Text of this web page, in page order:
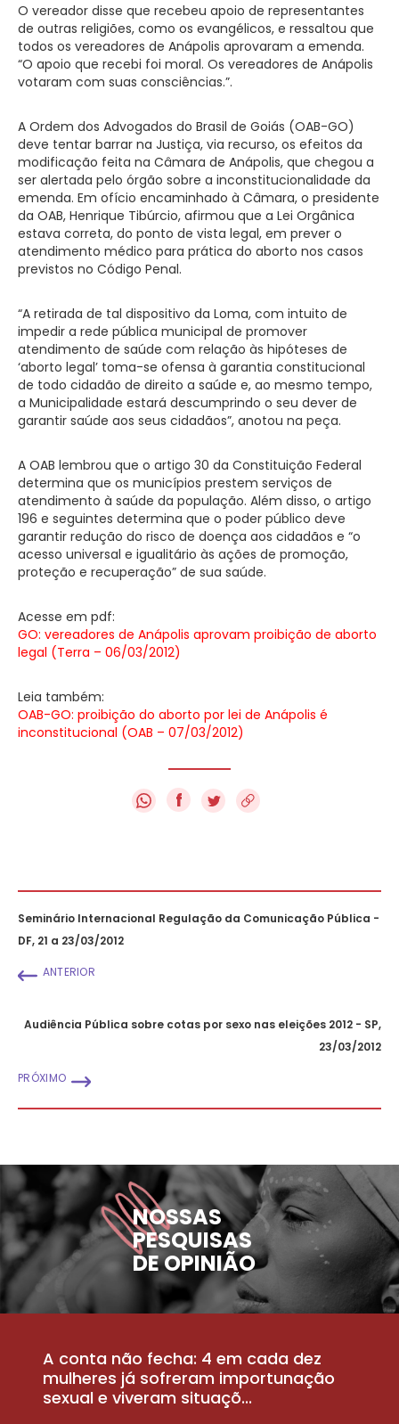
O vereador disse que recebeu apoio de representantes
de outras religiões, como os evangélicos, e ressaltou que
todos os vereadores de Anápolis aprovaram a emenda.
“O apoio que recebi foi moral. Os vereadores de Anápolis
votaram com suas consciências.”.
A Ordem dos Advogados do Brasil de Goiás (OAB-GO)
deve tentar barrar na Justiça, via recurso, os efeitos da
modificação feita na Câmara de Anápolis, que chegou a
ser alertada pelo órgão sobre a inconstitucionalidade da
emenda. Em ofício encaminhado à Câmara, o presidente
da OAB, Henrique Tibúrcio, afirmou que a Lei Orgânica
estava correta, do ponto de vista legal, em prever o
atendimento médico para prática do aborto nos casos
previstos no Código Penal.
“A retirada de tal dispositivo da Loma, com intuito de
impedir a rede pública municipal de promover
atendimento de saúde com relação às hipóteses de
‘aborto legal’ toma-se ofensa à garantia constitucional
de todo cidadão de direito a saúde e, ao mesmo tempo,
a Municipalidade estará descumprindo o seu dever de
garantir saúde aos seus cidadãos”, anotou na peça.
A OAB lembrou que o artigo 30 da Constituição Federal
determina que os municípios prestem serviços de
atendimento à saúde da população. Além disso, o artigo
196 e seguintes determina que o poder público deve
garantir redução do risco de doença aos cidadãos e “o
acesso universal e igualitário às ações de promoção,
proteção e recuperação” de sua saúde.
Acesse em pdf:
GO: vereadores de Anápolis aprovam proibição de aborto
legal (Terra – 06/03/2012)
Leia também:
OAB-GO: proibição do aborto por lei de Anápolis é
inconstitucional (OAB – 07/03/2012)
f
Seminário Internacional Regulação da Comunicação Pública -
DF, 21 a 23/03/2012
ANTERIOR
Audiência Pública sobre cotas por sexo nas eleições 2012 - SP,
23/03/2012
PRÓXIMO
NOSSAS
PESQUISAS
DE OPINIÃO
A conta não fecha: 4 em cada dez
mulheres já sofreram importunação
sexual e viveram situaçõ...